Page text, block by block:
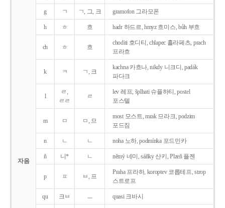
자음
g ㄱ ㄱ, 그, 크 gramofon 그라모폰
h ㅎ 흐 hadr 하드르, hmyz 흐미스, bůh 부흐
ch ㅎ 흐
choditi 호디티, chlapec 흘라페츠, prach
프라흐
k ㅋ ㄱ, 크
kachna 카흐나, nikdy 니크디, padák
파다크
l
ㄹ,
ㄹㄹ
ㄹ
lev 레프, šplhati 슈플하티, postel
포스텔
m ㅁ ㅁ, 므
most 모스트, mrak 므라크, podzim
포드짐
n ㄴ ㄴ noha 노하, podmínka 포드민카
ň 니* ㄴ němý 네미, sáňky 산키, Plzeň 플젠
p ㅍ ㅂ, 프
Praha 프라하, koroptev 코롭테프, strop
스트로프
qu 크ㅂ ㅡ quasi 크바시